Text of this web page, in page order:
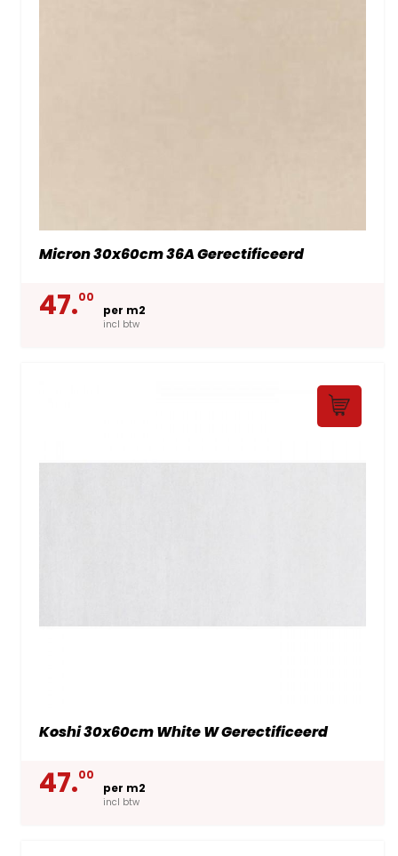
Micron 30x60cm 36A Gerectificeerd
47.00
per m2
incl btw
Koshi 30x60cm White W Gerectificeerd
47.00
per m2
incl btw